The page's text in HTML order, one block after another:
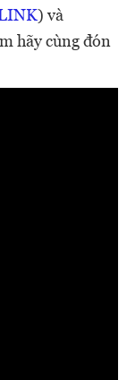
) và
hãy cùng đón